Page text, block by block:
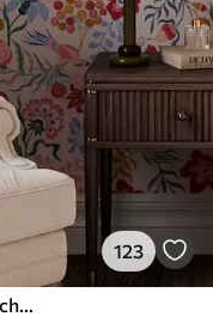
123
Composizione luminosa di fiori e bacche con pappagalli